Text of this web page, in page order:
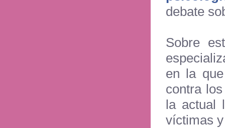
debate
Sobre
en la
contra
la actual
víctimas